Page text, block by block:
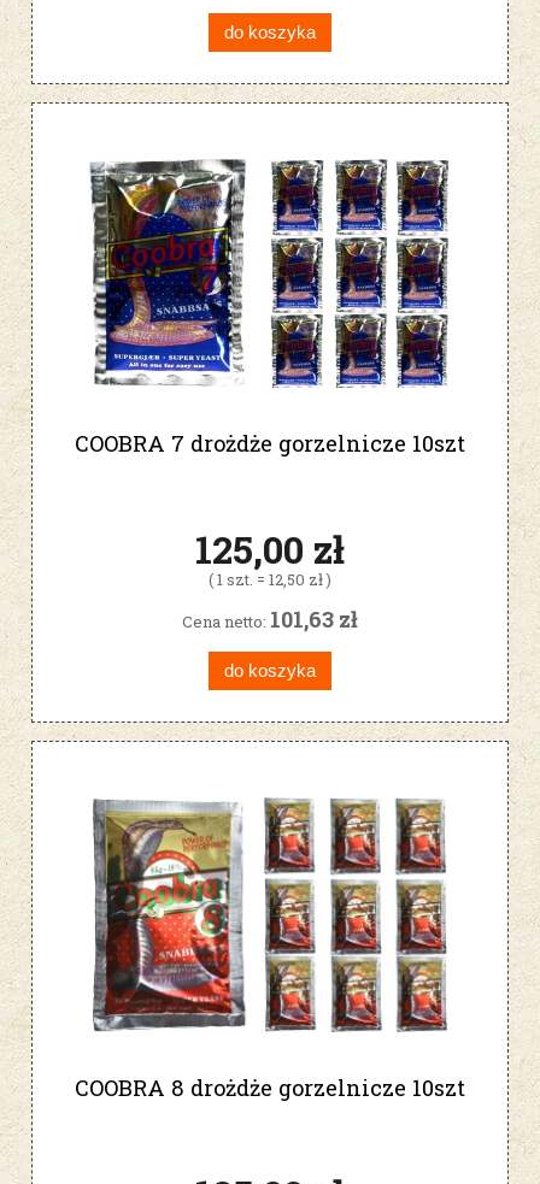
do koszyka
COOBRA 7 drożdże gorzelnicze 10szt
125,00 zł
( 1 szt. = 12,50 zł )
Cena netto: 101,63 zł
do koszyka
COOBRA 8 drożdże gorzelnicze 10szt